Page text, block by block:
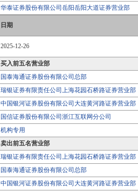
华泰证券股份有限公司岳阳岳阳大道证券营业部
日期
2025-12-26
买入前五名营业部
国泰海通证券股份有限公司总部
瑞银证券有限责任公司上海花园石桥路证券营业部
中国银河证券股份有限公司大连黄河路证券营业部
国信证券股份有限公司浙江互联网分公司
机构专用
卖出前五名营业部
瑞银证券有限责任公司上海花园石桥路证券营业部
国泰海通证券股份有限公司总部
中国银河证券股份有限公司大连黄河路证券营业部